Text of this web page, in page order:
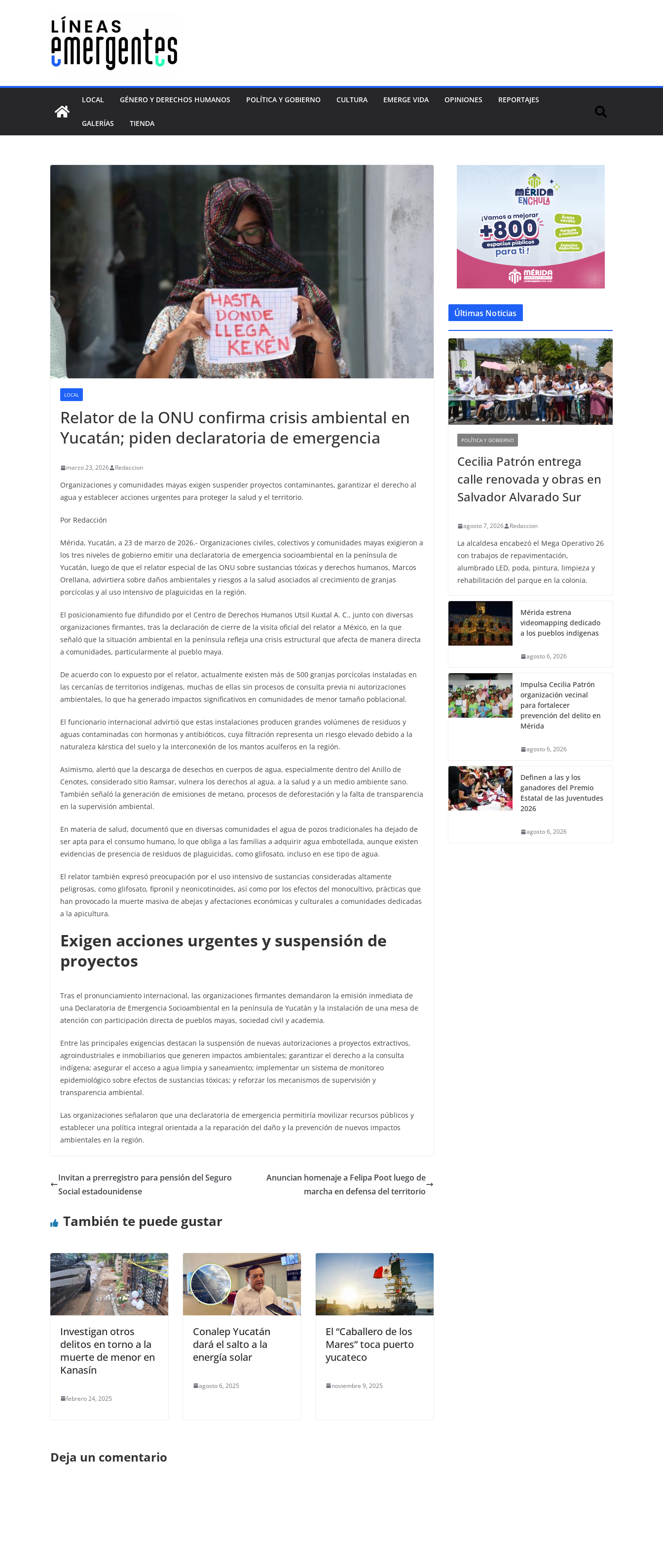
LOCAL GÉNERO Y DERECHOS HUMANOS POLÍTICA Y GOBIERNO CULTURA EMERGE VIDA OPINIONES REPORTAJES
GALERÍAS TIENDA
LOCAL
Relator de la ONU confirma crisis ambiental en
Yucatán; piden declaratoria de emergencia
marzo 23, 2026 Redaccion
Organizaciones y comunidades mayas exigen suspender proyectos contaminantes, garantizar el derecho al
agua y establecer acciones urgentes para proteger la salud y el territorio.
Por Redacción
Mérida, Yucatán, a 23 de marzo de 2026.- Organizaciones civiles, colectivos y comunidades mayas exigieron a
los tres niveles de gobierno emitir una declaratoria de emergencia socioambiental en la península de
Yucatán, luego de que el relator especial de las ONU sobre sustancias tóxicas y derechos humanos, Marcos
Orellana, advirtiera sobre daños ambientales y riesgos a la salud asociados al crecimiento de granjas
porcícolas y al uso intensivo de plaguicidas en la región.
El posicionamiento fue difundido por el Centro de Derechos Humanos Utsil Kuxtal A. C., junto con diversas
organizaciones firmantes, tras la declaración de cierre de la visita oficial del relator a México, en la que
señaló que la situación ambiental en la península refleja una crisis estructural que afecta de manera directa
a comunidades, particularmente al pueblo maya.
De acuerdo con lo expuesto por el relator, actualmente existen más de 500 granjas porcícolas instaladas en
las cercanías de territorios indígenas, muchas de ellas sin procesos de consulta previa ni autorizaciones
ambientales, lo que ha generado impactos significativos en comunidades de menor tamaño poblacional.
El funcionario internacional advirtió que estas instalaciones producen grandes volúmenes de residuos y
aguas contaminadas con hormonas y antibióticos, cuya filtración representa un riesgo elevado debido a la
naturaleza kárstica del suelo y la interconexión de los mantos acuíferos en la región.
Asimismo, alertó que la descarga de desechos en cuerpos de agua, especialmente dentro del Anillo de
Cenotes, considerado sitio Ramsar, vulnera los derechos al agua, a la salud y a un medio ambiente sano.
También señaló la generación de emisiones de metano, procesos de deforestación y la falta de transparencia
en la supervisión ambiental.
En materia de salud, documentó que en diversas comunidades el agua de pozos tradicionales ha dejado de
ser apta para el consumo humano, lo que obliga a las familias a adquirir agua embotellada, aunque existen
evidencias de presencia de residuos de plaguicidas, como glifosato, incluso en ese tipo de agua.
El relator también expresó preocupación por el uso intensivo de sustancias consideradas altamente
peligrosas, como glifosato, fipronil y neonicotinoides, así como por los efectos del monocultivo, prácticas que
han provocado la muerte masiva de abejas y afectaciones económicas y culturales a comunidades dedicadas
a la apicultura.
Exigen acciones urgentes y suspensión de
proyectos
Tras el pronunciamiento internacional, las organizaciones firmantes demandaron la emisión inmediata de
una Declaratoria de Emergencia Socioambiental en la península de Yucatán y la instalación de una mesa de
atención con participación directa de pueblos mayas, sociedad civil y academia.
Entre las principales exigencias destacan la suspensión de nuevas autorizaciones a proyectos extractivos,
agroindustriales e inmobiliarios que generen impactos ambientales; garantizar el derecho a la consulta
indígena; asegurar el acceso a agua limpia y saneamiento; implementar un sistema de monitoreo
epidemiológico sobre efectos de sustancias tóxicas; y reforzar los mecanismos de supervisión y
transparencia ambiental.
Las organizaciones señalaron que una declaratoria de emergencia permitiría movilizar recursos públicos y
establecer una política integral orientada a la reparación del daño y la prevención de nuevos impactos
ambientales en la región.
Invitan a prerregistro para pensión del Seguro
Social estadounidense
Anuncian homenaje a Felipa Poot luego de
marcha en defensa del territorio
También te puede gustar
Investigan otros
delitos en torno a la
muerte de menor en
Kanasín
febrero 24, 2025
Conalep Yucatán
dará el salto a la
energía solar
agosto 6, 2025
El “Caballero de los
Mares” toca puerto
yucateco
noviembre 9, 2025
Deja un comentario
Últimas Noticias
POLÍTICA Y GOBIERNO
Cecilia Patrón entrega
calle renovada y obras en
Salvador Alvarado Sur
agosto 7, 2026 Redaccion
La alcaldesa encabezó el Mega Operativo 26
con trabajos de repavimentación,
alumbrado LED, poda, pintura, limpieza y
rehabilitación del parque en la colonia.
Mérida estrena
videomapping dedicado
a los pueblos indígenas
agosto 6, 2026
Impulsa Cecilia Patrón
organización vecinal
para fortalecer
prevención del delito en
Mérida
agosto 6, 2026
Definen a las y los
ganadores del Premio
Estatal de las Juventudes
2026
agosto 6, 2026